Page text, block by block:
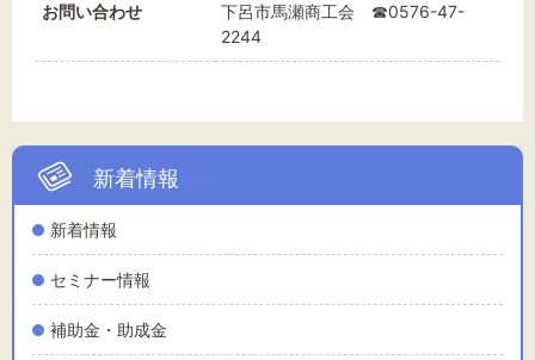
新着情報
新着情報
セミナー情報
補助金・助成金
お問い合わせ
下呂市馬瀬商工会 ☎0576-47-
2244